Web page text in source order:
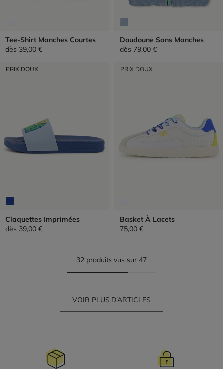
Tee-Shirt Manches Courtes
dès 39,00 €
Doudoune Sans Manches
dès 79,00 €
PRIX DOUX
Claquettes Imprimées
dès 39,00 €
PRIX DOUX
Basket À Lacets
75,00 €
32 produits vus sur 47
VOIR PLUS D’ARTICLES